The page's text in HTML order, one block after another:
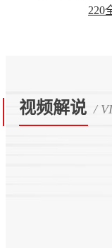
220
视频解说 /